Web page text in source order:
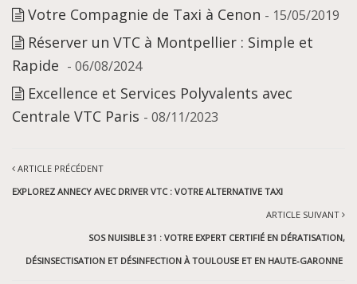
Votre Compagnie de Taxi à Cenon - 15/05/2019
Réserver un VTC à Montpellier : Simple et
Rapide - 06/08/2024
Excellence et Services Polyvalents avec
Centrale VTC Paris - 08/11/2023
ARTICLE PRÉCÉDENT
EXPLOREZ ANNECY AVEC DRIVER VTC : VOTRE ALTERNATIVE TAXI
ARTICLE SUIVANT
SOS NUISIBLE 31 : VOTRE EXPERT CERTIFIÉ EN DÉRATISATION,
DÉSINSECTISATION ET DÉSINFECTION À TOULOUSE ET EN HAUTE-GARONNE